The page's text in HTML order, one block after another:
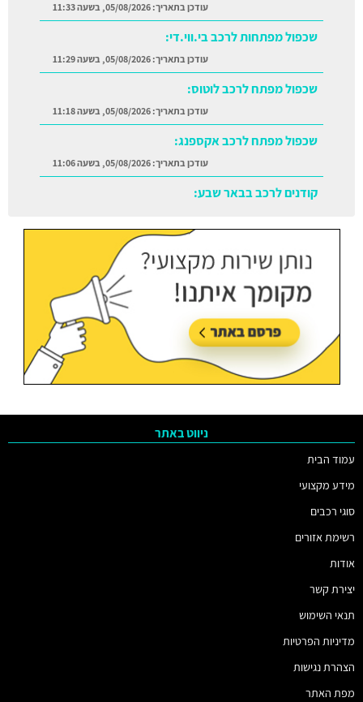
עודכן בתאריך:05/08/2026, בשעה 11:33
שכפול מפתחות לרכב בי.ווי.די:
עודכן בתאריך:05/08/2026, בשעה 11:29
שכפול מפתח לרכב לוטוס:
עודכן בתאריך:05/08/2026, בשעה 11:18
שכפול מפתח לרכב אקספנג:
עודכן בתאריך:05/08/2026, בשעה 11:06
קודנים לרכב בבאר שבע:
ניווט באתר
עמוד הבית
מידע מקצועי
סוגי רכבים
רשימת אזורים
אודות
יצירת קשר
תנאי השימוש
מדיניות הפרטיות
הצהרת נגישות
מפת האתר